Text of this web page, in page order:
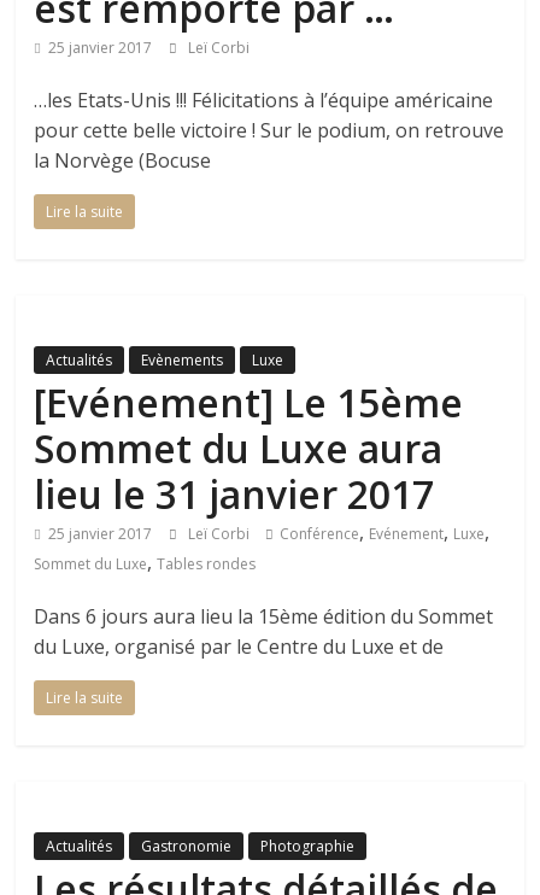
25 janvier 2017 Leï Corbi
…les Etats-Unis !!! Félicitations à l’équipe américaine
pour cette belle victoire ! Sur le podium, on retrouve
la Norvège (Bocuse
Lire la suite
Actualités Evènements Luxe
[Evénement] Le 15ème
Sommet du Luxe aura
lieu le 31 janvier 2017
25 janvier 2017 Leï Corbi Conférence, Evénement, Luxe,
Sommet du Luxe,Tables rondes
Dans 6 jours aura lieu la 15ème édition du Sommet
du Luxe, organisé par le Centre du Luxe et de
Lire la suite
Actualités Gastronomie Photographie